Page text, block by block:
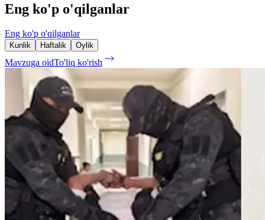
Eng ko'p o'qilganlar
Eng ko'p o'qilganlar
Kunlik Haftalik Oylik
Mavzuga oidTo'liq ko'rish